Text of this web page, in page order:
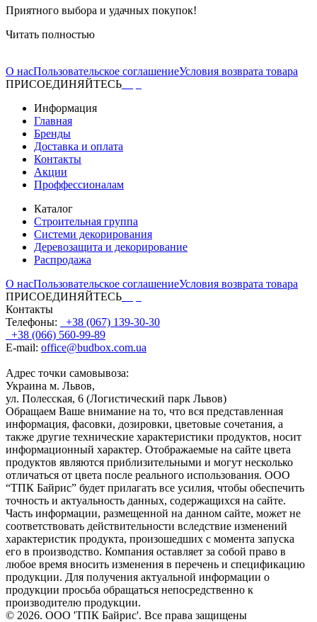
Приятного выбора и удачных покупок!
Читать полностью
О насПользовательское соглашениеУсловия возврата товара
ПРИСОЕДИНЯЙТЕСЬ
Информация
Главная
Бренды
Доставка и оплата
Контакты
Акции
Проффессионалам
Каталог
Строительная группа
Системи декорирования
Деревозащита и декорирование
Распродажа
О насПользовательское соглашениеУсловия возврата товара
ПРИСОЕДИНЯЙТЕСЬ
Контакты
Телефоны:
+38 (067) 139-30-30
+38 (066) 560-99-89
E-mail: office@budbox.com.ua
Адрес точки самовывоза:
Украина м. Львов,
ул. Полесская, 6 (Логистический парк Львов)
Обращаем Ваше внимание на то, что вся представленная
информация, фасовки, дозировки, цветовые сочетания, а
также другие технические характеристики продуктов, носит
информационный характер. Отображаемые на сайте цвета
продуктов являются приблизительными и могут несколько
отличаться от цвета после реального использования. ООО
“ТПК Байрис” будет прилагать все усилия, чтобы обеспечить
точность и актуальность данных, содержащихся на сайте.
Часть информации, размещенной на данном сайте, может не
соответствовать действительности вследствие изменений
характеристик продукта, произошедших с момента запуска
его в производство. Компания оставляет за собой право в
любое время вносить изменения в перечень и спецификацию
продукции. Для получения актуальной информации о
продукции просьба обращаться непосредственно к
производителю продукции.
© 2026. ООО 'ТПК Байрис'. Все права защищены